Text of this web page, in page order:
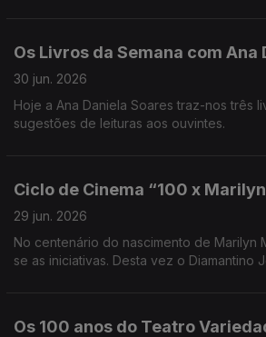
Os Livros da Semana com Ana
30 jun. 2026
Hoje a Ana Daniela Soares traz-nos três
sugestões de leituras aos ouvintes.
Ciclo de Cinema “100 x
29 jun. 2026
No centenário do nascimento de Marilyn
se as iniciativas. Desta vez o Diamantino
Os 100 anos do Teatro